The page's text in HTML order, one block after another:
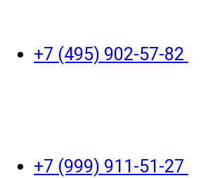
+7 (495) 902-57-82
+7 (999) 911-51-27